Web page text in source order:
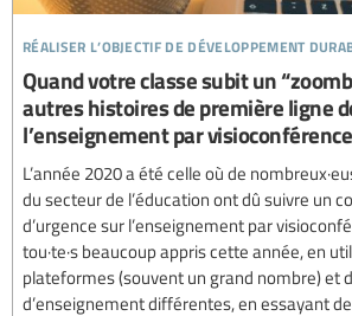
réaliser l’objectif de développement
Quand votre classe subit un
autres histoires de première ligne
l’enseignement par visioconférence
L’année 2020 a été celle où de
du secteur de l’éducation ont dû suivre un
d’urgence sur l’enseignement par
tou·te·s beaucoup appris cette année, en
plateformes (souvent un grand nombre) et
d’enseignement différentes, en essayant